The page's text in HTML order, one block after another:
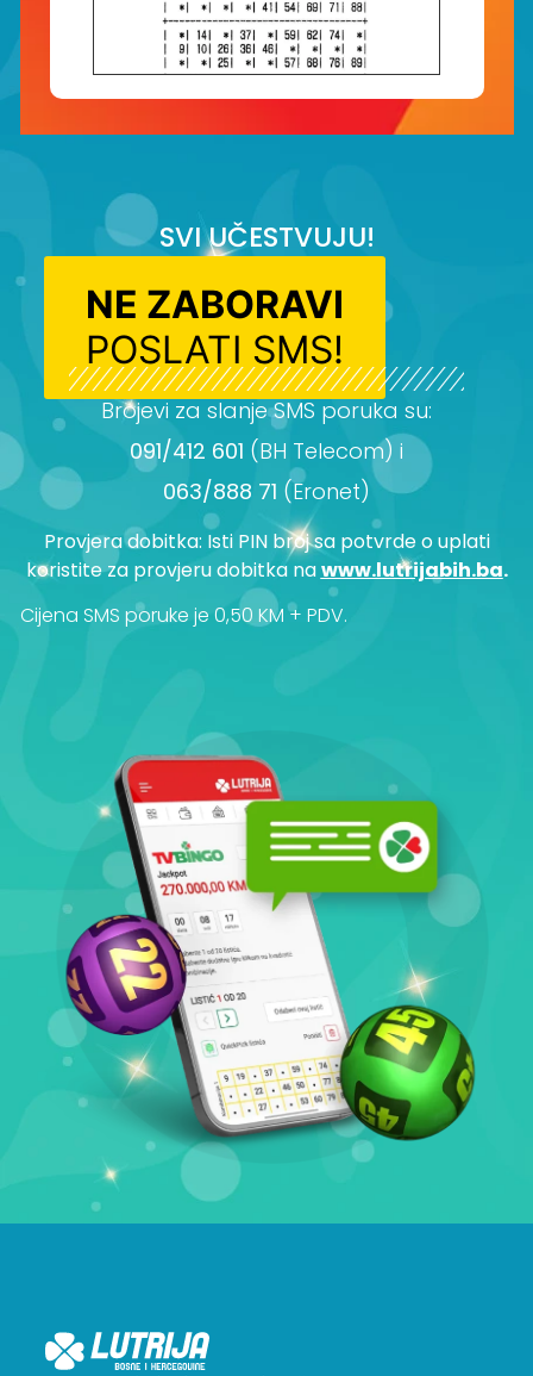
SVI UČESTVUJU!
NE ZABORAVI
POSLATI SMS!
Brojevi za slanje SMS poruka su:
091/412 601 (BH Telecom) i
063/888 71 (Eronet)
Provjera dobitka: Isti PIN broj sa potvrde o uplati
koristite za provjeru dobitka nawww.lutrijabih.ba.
Cijena SMS poruke je 0,50 KM + PDV.